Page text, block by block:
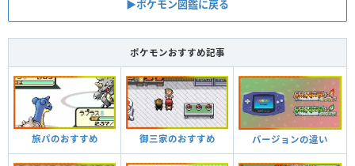
▶︎ポケモン図鑑に戻る
ポケモンおすすめ記事
旅パのおすすめ 御三家のおすすめ バージョンの違い